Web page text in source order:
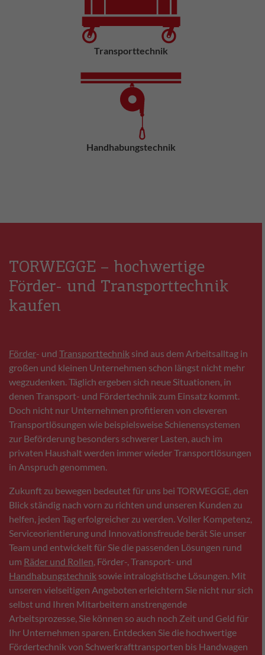
Transporttechnik
Handhabungstechnik
TORWEGGE – hochwertige
Förder- und Transporttechnik
kaufen
Förder- und Transporttechnik sind aus dem Arbeitsalltag in
großen und kleinen Unternehmen schon längst nicht mehr
wegzudenken. Täglich ergeben sich neue Situationen, in
denen Transport- und Fördertechnik zum Einsatz kommt.
Doch nicht nur Unternehmen profitieren von cleveren
Transportlösungen wie beispielsweise Schienensystemen
zur Beförderung besonders schwerer Lasten, auch im
privaten Haushalt werden immer wieder Transportlösungen
in Anspruch genommen.
Zukunft zu bewegen bedeutet für uns bei TORWEGGE, den
Blick ständig nach vorn zu richten und unseren Kunden zu
helfen, jeden Tag erfolgreicher zu werden. Voller Kompetenz,
Serviceorientierung und Innovationsfreude berät Sie unser
Team und entwickelt für Sie die passenden Lösungen rund
um Räder und Rollen, Förder-, Transport- und
Handhabungstechnik sowie intralogistische Lösungen. Mit
unseren vielseitigen Angeboten erleichtern Sie nicht nur sich
selbst und Ihren Mitarbeitern anstrengende
Arbeitsprozesse, Sie können so auch noch Zeit und Geld für
Ihr Unternehmen sparen. Entdecken Sie die hochwertige
Fördertechnik von Schwerkrafttransporten bis Handwagen